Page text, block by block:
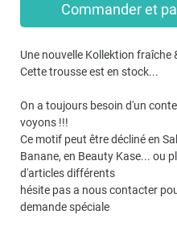
Commander et
Une nouvelle Kollektion fraîche
Cette trousse est en stock...
On a toujours besoin d'un
voyons !!!
Ce motif peut être décliné en
Banane, en Beauty Kase... ou
d'articles différents
hésite pas a nous contacter
demande spéciale